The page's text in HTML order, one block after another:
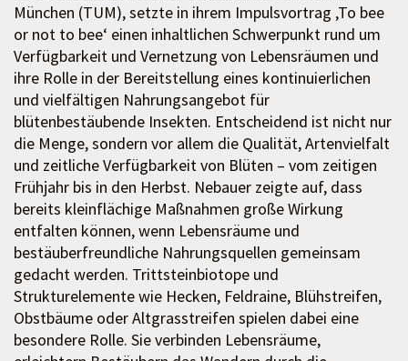
München (TUM), setzte in ihrem Impulsvortrag ‚To bee
or not to bee‘ einen inhaltlichen Schwerpunkt rund um
Verfügbarkeit und Vernetzung von Lebensräumen und
ihre Rolle in der Bereitstellung eines kontinuierlichen
und vielfältigen Nahrungsangebot für
blütenbestäubende Insekten. Entscheidend ist nicht nur
die Menge, sondern vor allem die Qualität, Artenvielfalt
und zeitliche Verfügbarkeit von Blüten – vom zeitigen
Frühjahr bis in den Herbst. Nebauer zeigte auf, dass
bereits kleinflächige Maßnahmen große Wirkung
entfalten können, wenn Lebensräume und
bestäuberfreundliche Nahrungsquellen gemeinsam
gedacht werden. Trittsteinbiotope und
Strukturelemente wie Hecken, Feldraine, Blühstreifen,
Obstbäume oder Altgrasstreifen spielen dabei eine
besondere Rolle. Sie verbinden Lebensräume,